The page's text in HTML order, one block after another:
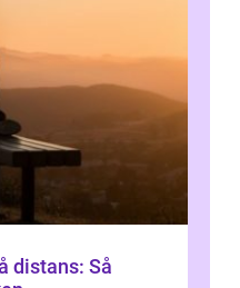
distans: Så